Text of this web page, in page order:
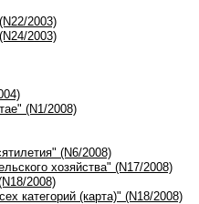
2003)
2003)
(N1/2008)
(N6/2008)
хозяйства" (N17/2008)
2008)
категорий (карта)" (N18/2008)